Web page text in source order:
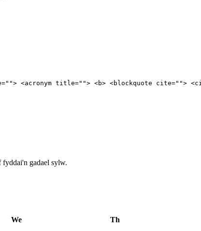
<acronym title=""> <b> <blockquote cite="">
gadael sylw.
We Th